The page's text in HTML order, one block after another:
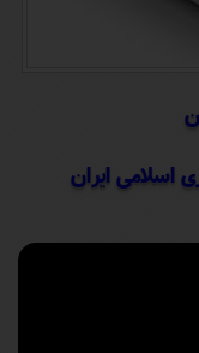
اسلامی ایران